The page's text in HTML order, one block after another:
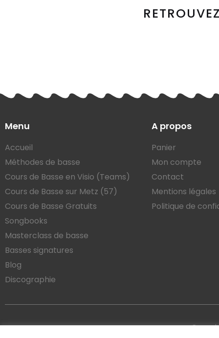
Menu
Accueil
Méthodes de basse
Cours de Basse en Visio (Teams)
Cours de Basse sur Metz (57)
Cours de Basse Gratuits
Songbooks
Masterclass de basse
Basses signatures
Blog
Discographie
A propos
Panier
Mon compte
Contact
Mentions légales
Politique de